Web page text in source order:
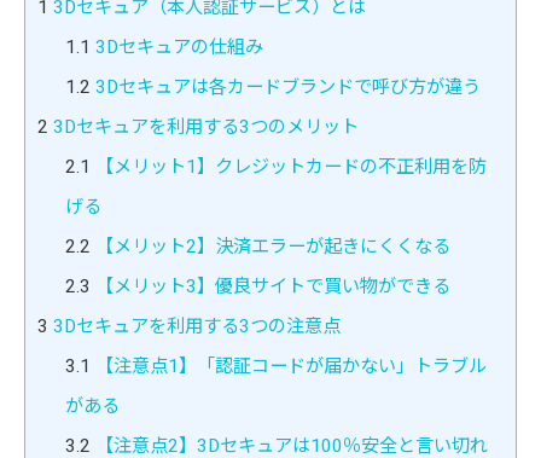
1 3Dセキュア（本人認証サービス）とは
1.1 3Dセキュアの仕組み
1.2 3Dセキュアは各カードブランドで呼び方が違う
2 3Dセキュアを利用する3つのメリット
2.1
【メリット1】クレジットカードの不正利用を防
げる
2.2 【メリット2】決済エラーが起きにくくなる
2.3 【メリット3】優良サイトで買い物ができる
3 3Dセキュアを利用する3つの注意点
3.1
【注意点1】「認証コードが届かない」トラブル
がある
3.2 【注意点2】3Dセキュアは100％安全と言い切れ